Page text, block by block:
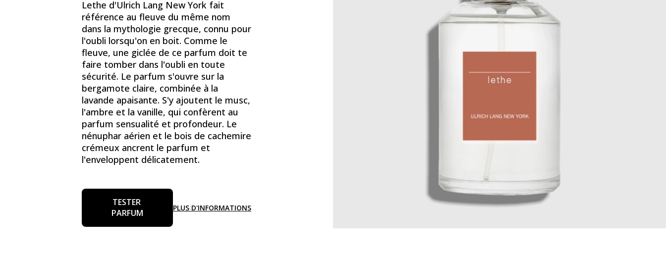
Lethe d'Ulrich Lang New York fait
référence au fleuve du même nom
dans la mythologie grecque, connu pour
l'oubli lorsqu'on en boit. Comme le
fleuve, une giclée de ce parfum doit te
faire tomber dans l'oubli en toute
sécurité. Le parfum s'ouvre sur la
bergamote claire, combinée à la
lavande apaisante. S'y ajoutent le musc,
l'ambre et la vanille, qui confèrent au
parfum sensualité et profondeur. Le
nénuphar aérien et le bois de cachemire
crémeux ancrent le parfum et
l'enveloppent délicatement.
TESTER
PARFUM
PLUS D'INFORMATIONS